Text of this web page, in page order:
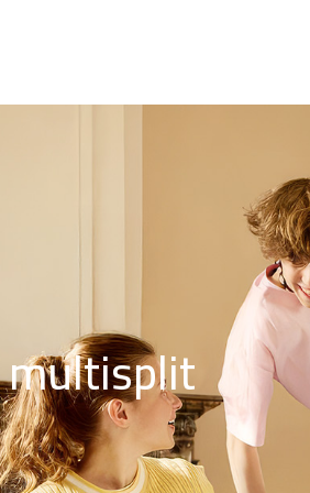
multisplit